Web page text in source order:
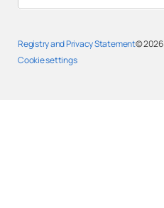
Registry and Privacy Statement
Cookie settings
© 2026